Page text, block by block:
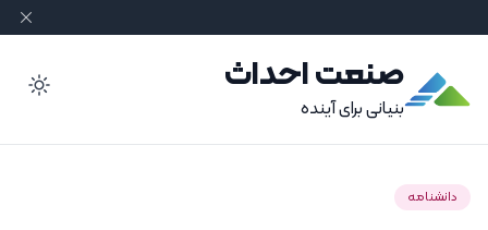
صنعت احداث
بنیانی برای آینده
دانشنامه